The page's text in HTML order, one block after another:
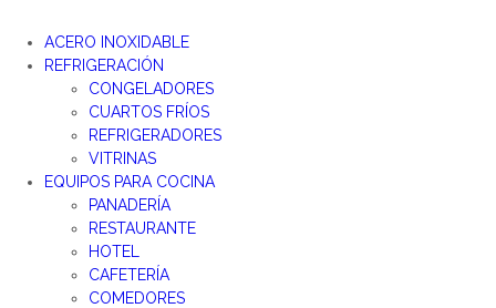
ACERO INOXIDABLE
REFRIGERACIÓN
CONGELADORES
CUARTOS FRÍOS
REFRIGERADORES
VITRINAS
EQUIPOS PARA COCINA
PANADERÍA
RESTAURANTE
HOTEL
CAFETERÍA
COMEDORES